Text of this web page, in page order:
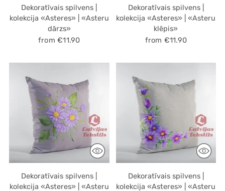
Dekoratīvais spilvens |
kolekcija «Asteres» | «Asteru
dārzs»
from €11.90
Dekoratīvais spilvens |
kolekcija «Asteres» | «Asteru
klēpis»
from €11.90
Dekoratīvais spilvens |
kolekcija «Asteres» | «Asteru
Dekoratīvais spilvens |
kolekcija «Asteres» | «Asteru